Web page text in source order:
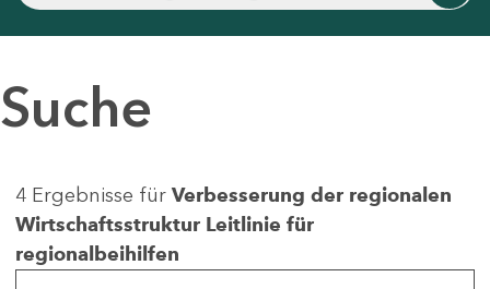
Suche
4 Ergebnisse für Verbesserung der regionalen
Wirtschaftsstruktur Leitlinie für
regionalbeihilfen